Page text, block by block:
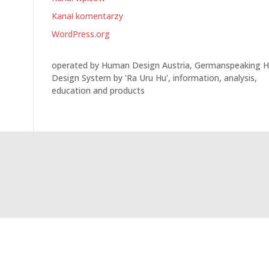
Kanał komentarzy
WordPress.org
operated by Human Design Austria, Germanspeaking
Design System by 'Ra Uru Hu', information, analysis,
education and products